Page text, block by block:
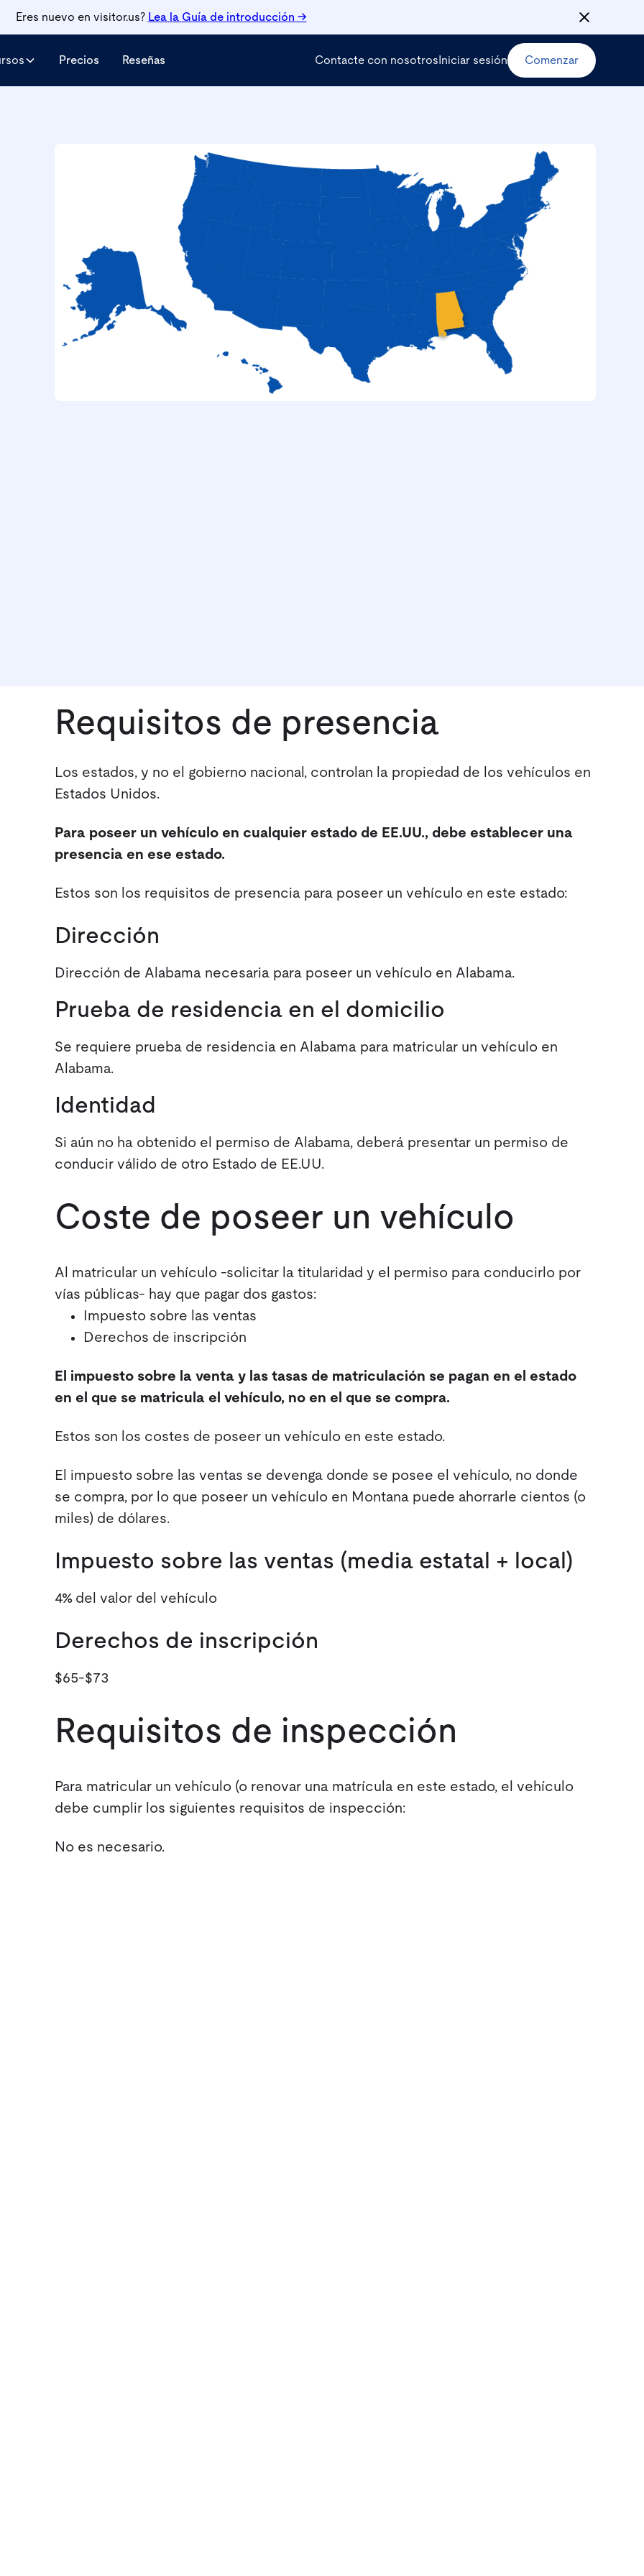
Eres nuevo en visitor.us? Lea la Guía de introducción →
Precios Reseñas Contacte con nosotros Iniciar sesión Comenzar
Requisitos de presencia
Los estados, y no el gobierno nacional, controlan la propiedad de los vehículos en
Estados Unidos.
Para poseer un vehículo en cualquier estado de EE.UU., debe establecer una
presencia en ese estado.
Estos son los requisitos de presencia para poseer un vehículo en este estado:
Dirección
Dirección de Alabama necesaria para poseer un vehículo en Alabama.
Prueba de residencia en el domicilio
Se requiere prueba de residencia en Alabama para matricular un vehículo en
Alabama.
Identidad
Si aún no ha obtenido el permiso de Alabama, deberá presentar un permiso de
conducir válido de otro Estado de EE.UU.
Coste de poseer un vehículo
Al matricular un vehículo -solicitar la titularidad y el permiso para conducirlo por
vías públicas- hay que pagar dos gastos:
Impuesto sobre las ventas
Derechos de inscripción
El impuesto sobre la venta y las tasas de matriculación se pagan en el estado
en el que se matricula el vehículo, no en el que se compra.
Estos son los costes de poseer un vehículo en este estado.
El impuesto sobre las ventas se devenga donde se posee el vehículo, no donde
se compra, por lo que poseer un vehículo en Montana puede ahorrarle cientos (o
miles) de dólares.
Impuesto sobre las ventas (media estatal + local)
4% del valor del vehículo
Derechos de inscripción
$65-$73
Requisitos de inspección
Para matricular un vehículo (o renovar una matrícula en este estado, el vehículo
debe cumplir los siguientes requisitos de inspección:
No es necesario.